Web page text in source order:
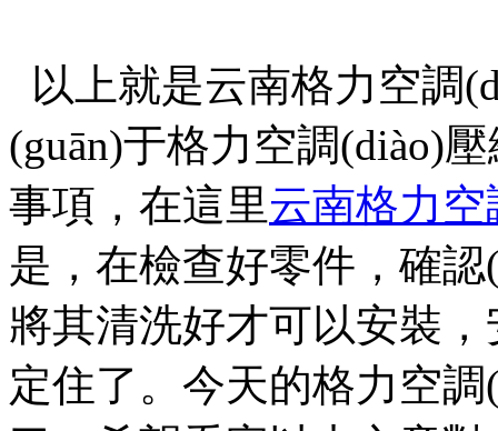
以上就是云南格力空調
(guān)于格力空調(diào)
事項，在這里云南格力
是，在檢查好零件，
將其清洗好才可以安裝
定住了。今天的格力空